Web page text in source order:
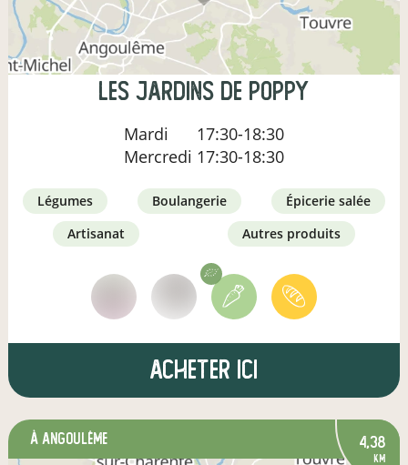
Les Jardins de Poppy
Mardi
17:30-18:30
Mercredi 17:30-18:30
légumes boulangerie
épicerie salée
artisanat
autres produits
Acheter ici
à Angoulême 4,38
km